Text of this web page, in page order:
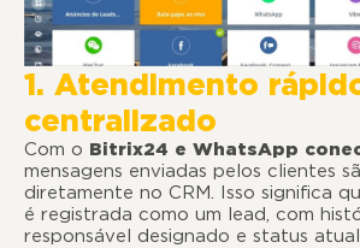
1. Atendimento
centralizado
Com o Bitrix24 e WhatsApp
mensagens enviadas pelos clientes
diretamente no CRM. Isso significa
é registrada como um lead, com
responsável designado e status